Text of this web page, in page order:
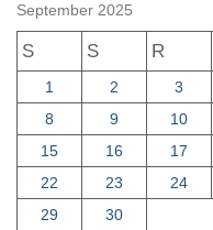
September 2025
S S R
1 2 3
8
9 10
15
16 17
22
23 24
29
30